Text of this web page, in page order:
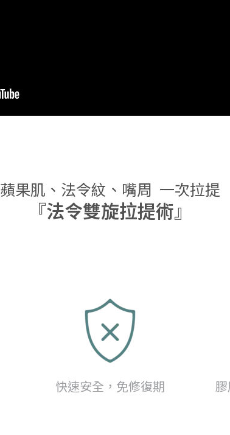
蘋果肌、法令紋、嘴周 一次拉提
『法令雙旋拉提術』
快速安全，免修復期